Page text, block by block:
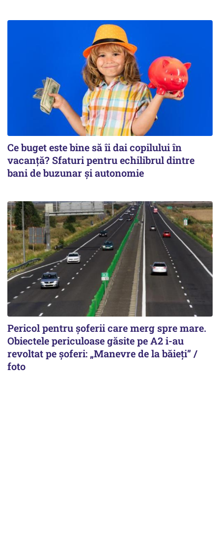
Ce buget este bine să îi dai copilului în
vacanță? Sfaturi pentru echilibrul dintre
bani de buzunar și autonomie
Pericol pentru șoferii care merg spre mare.
Obiectele periculoase găsite pe A2 i-au
revoltat pe șoferi: „Manevre de la băieți” /
foto